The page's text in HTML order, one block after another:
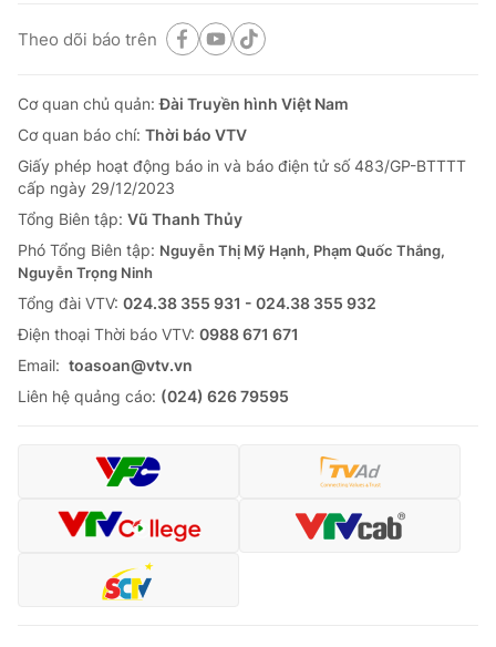
Theo dõi báo trên
Cơ quan chủ quản:Đài Truyền hình Việt Nam
Cơ quan báo chí: Thời báo VTV
Giấy phép hoạt động báo in và báo điện tử số 483/GP-BTTTT
cấp ngày 29/12/2023
Tổng Biên tập: Vũ Thanh Thủy
Phó Tổng Biên tập: Nguyễn Thị Mỹ Hạnh, Phạm Quốc Thắng,
Nguyễn Trọng Ninh
Tổng đài VTV: 024.38 355 931 - 024.38 355 932
Ðiện thoại Thời báo VTV: 0988 671 671
Email: toasoan@vtv.vn
Liên hệ quảng cáo: (024) 626 79595